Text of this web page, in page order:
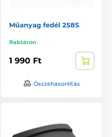
Műanyag fedél 258S
Raktáron
1 990 Ft
Összehasonlítás